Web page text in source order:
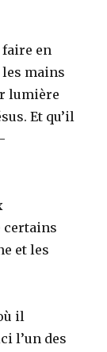
faire en
mains
lumière
Et qu’il
certains
et les
il
l’un des